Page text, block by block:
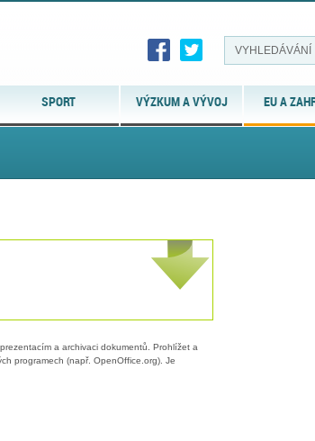
SPORT VÝZKUM A VÝVOJ EU A
a archivaci dokumentů. Prohlížet a
programech (např. OpenOffice.org). Je